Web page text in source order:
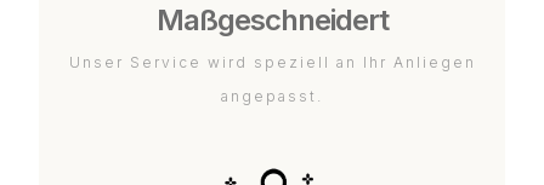
Maßgeschneidert
Unser Service wird speziell an Ihr Anliegen
angepasst.